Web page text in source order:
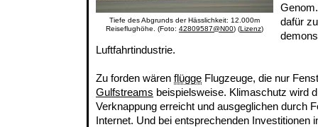
Tiefe des Abgrunds der Hässlichkeit: 12.000m
Reiseflughöhe. (Foto: 42809587@N00) (Lizenz)
dafür
Luftfahrtindustrie.
Zu forden wären flügge Flugzeuge, die nur
Gulfstreams beispielsweise. Klimaschutz wird
Verknappung erreicht und ausgeglichen durch
Internet. Und bei entsprechenden Investitionen